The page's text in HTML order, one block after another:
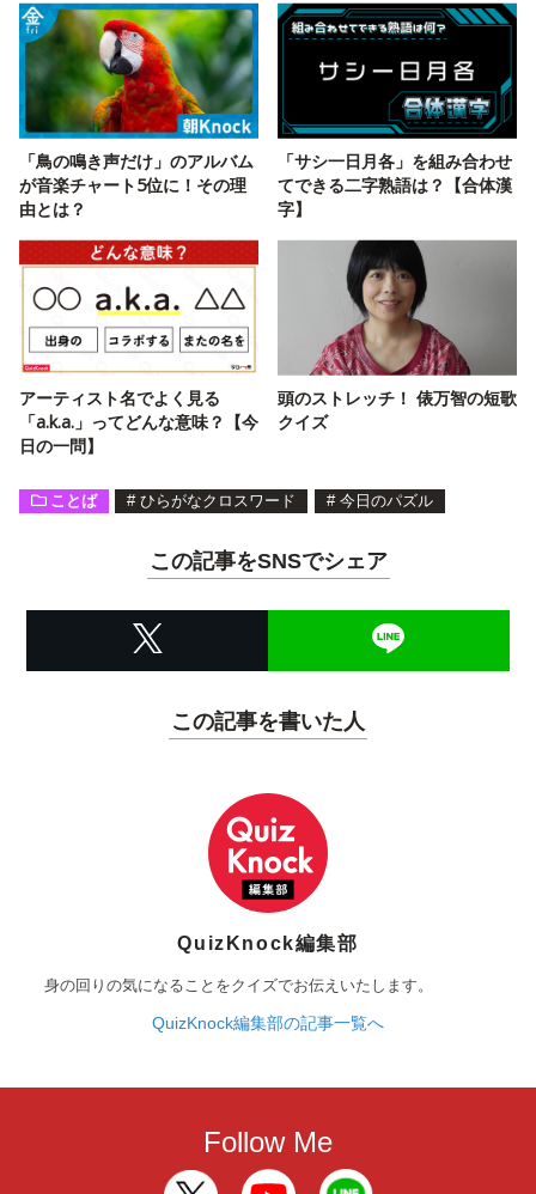
「鳥の鳴き声だけ」のアルバム
が音楽チャート5位に！その理
由とは？
「サシ一日月各」を組み合わせ
てできる二字熟語は？【合体漢
字】
アーティスト名でよく見る
「a.k.a.」ってどんな意味？【今
日の一問】
頭のストレッチ！ 俵万智の短歌
クイズ
ことば # ひらがなクロスワード # 今日のパズル
この記事をSNSでシェア
この記事を書いた人
QuizKnock編集部
身の回りの気になることをクイズでお伝えいたします。
QuizKnock編集部の記事一覧へ
Follow Me